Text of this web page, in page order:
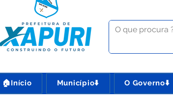
🏠Início Município⬇️ O Governo⬇️